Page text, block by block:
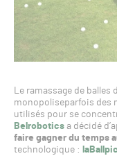
Le ramassage de
monopoliseparfois des
utilisés pour se
Belrobotics a décidé
faire gagner du temps
technologique :